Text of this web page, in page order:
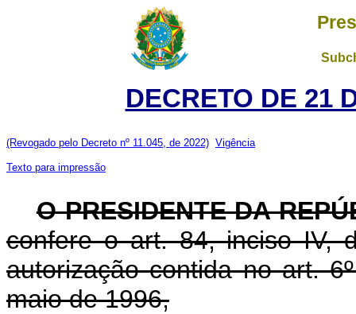
DECRETO DE 21
(Revogado pelo Decreto nº 11.045, de 2022) Vigência
Texto para impressão
O PRESIDENTE DA
confere o art. 84, inciso IV,
autorização contida no art.
maio de 1996,